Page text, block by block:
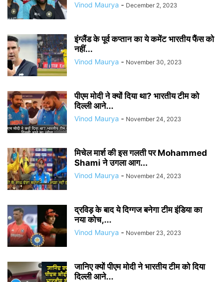
Vinod Maurya - December 2, 2023
इंग्लैंड के पूर्व कप्तान का ये कमेंट भारतीय फैंस को
नहीं...
Vinod Maurya - November 30, 2023
पीएम मोदी ने क्यों दिया था? भारतीय टीम को
दिल्ली आने...
Vinod Maurya - November 24, 2023
मिचेल मार्श की इस गलती पर Mohammed
Shami ने उगला आग...
Vinod Maurya - November 24, 2023
द्रविड़ के बाद ये दिग्गज बनेगा टीम इंडिया का
नया कोच,...
Vinod Maurya - November 23, 2023
जानिए क्यों पीएम मोदी ने भारतीय टीम को दिया
दिल्ली आने...